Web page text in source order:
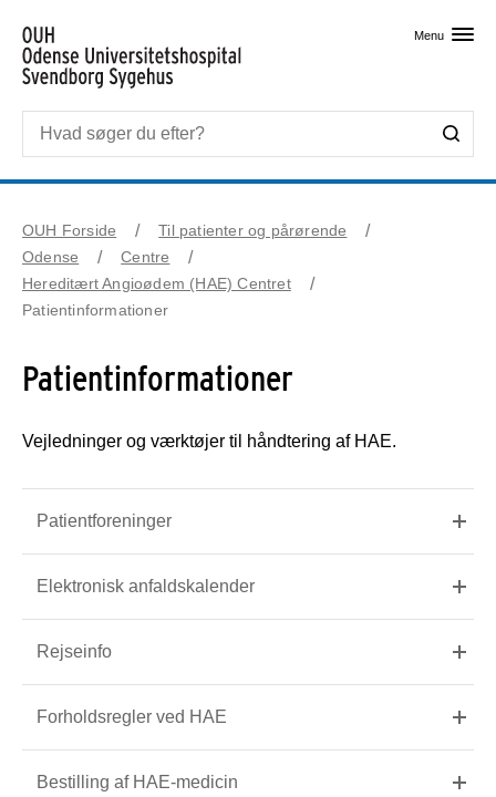
Menu
OUH Forside
Til patienter og pårørende
Odense
Centre
Hereditært Angioødem (HAE) Centret
Patientinformationer
Patientinformationer
Vejledninger og værktøjer til håndtering af HAE.
Patientforeninger
Elektronisk anfaldskalender
Rejseinfo
Forholdsregler ved HAE
Bestilling af HAE-medicin